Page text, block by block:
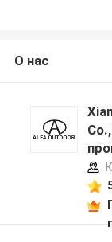
О нас